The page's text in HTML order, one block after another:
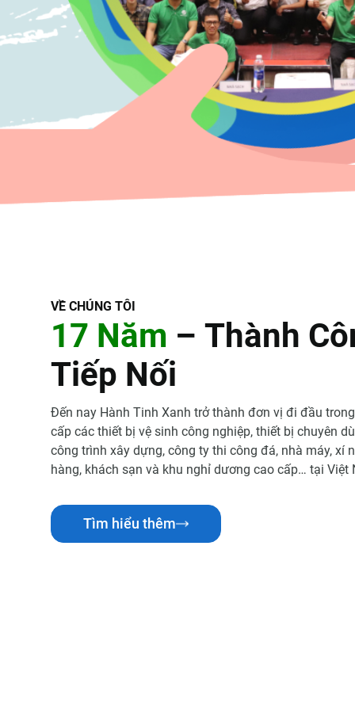
VỀ CHÚNG TÔI
17 Năm – Thàn h Cô
Tiếp Nối
Đến nay Hành Tinh Xanh trở thành đơn vị đi đầu
cấp các thiết bị vệ sinh công nghiệp, thiết bị chuyên
công trình xây dựng, công ty thi công đá, nhà máy, xí
hàng, khách sạn và khu nghỉ dương cao cấp… tại Việt
Tìm hiểu thêm